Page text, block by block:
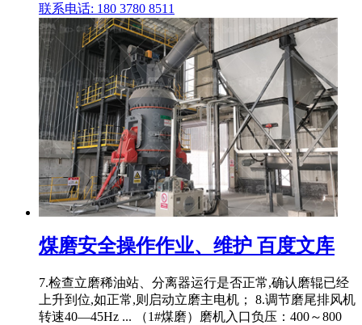
联系电话: 180 3780 8511
煤磨安全操作作业、维护 百度文库
7.检查立磨稀油站、分离器运行是否正常,确认磨辊已经
上升到位,如正常,则启动立磨主电机； 8.调节磨尾排风机
转速40—45Hz ... （1#煤磨）磨机入口负压：400～800